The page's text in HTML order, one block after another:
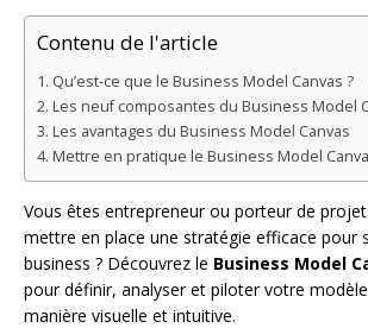
Contenu de l'article
Qu’est-ce que le Business Model Canvas ?
Les neuf composantes du Business Model
Les avantages du Business Model Canvas
Mettre en pratique le Business Model
Vous êtes entrepreneur ou porteur de
mettre en place une stratégie efficace pour
business ? Découvrez le Business Model
pour définir, analyser et piloter votre
manière visuelle et intuitive.